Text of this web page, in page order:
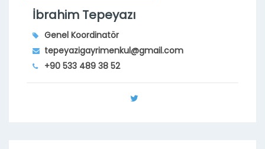
İbrahim Tepeyazı
Genel Koordinatör
tepeyazigayrimenkul@gmail.com
+90 533 489 38 52